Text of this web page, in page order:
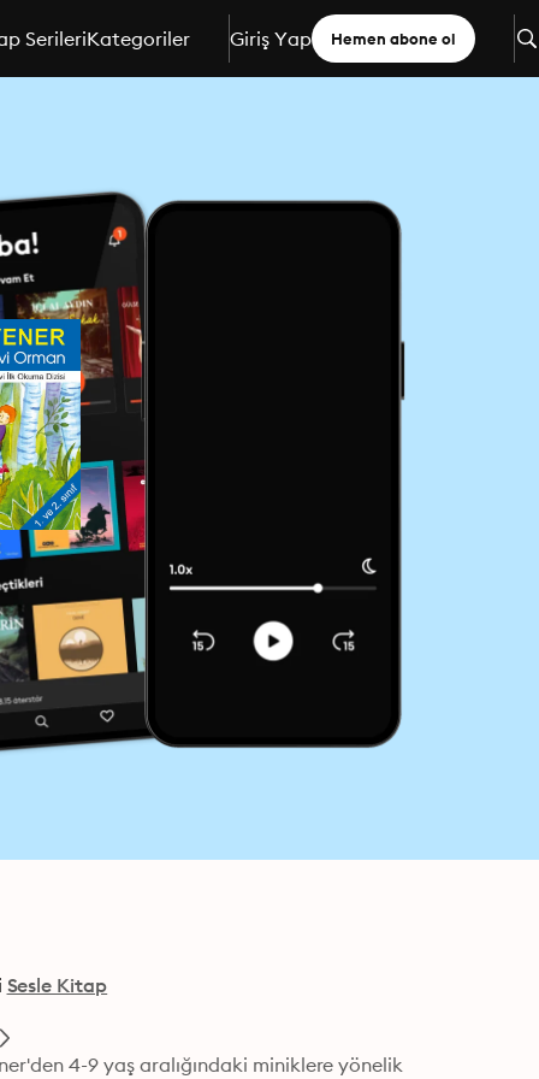
SerileriKategoriler Giriş Yap Hemen abone ol
Sesle Kitap
4-9 yaş aralığındaki miniklere yönelik